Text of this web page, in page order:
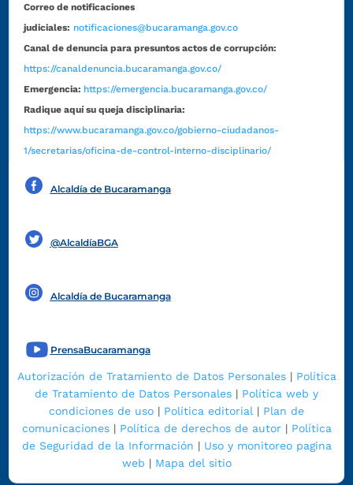
Correo de notificaciones
judiciales: notificaciones@bucaramanga.gov.co
Canal de denuncia para presuntos actos de corrupción:
https://canaldenuncia.bucaramanga.gov.co/
Emergencia: https://emergencia.bucaramanga.gov.co/
Radique aquí su queja disciplinaria:
https://www.bucaramanga.gov.co/gobierno-ciudadanos-
1/secretarias/oficina-de-control-interno-disciplinario/
Alcaldía de Bucaramanga
@AlcaldíaBGA
Alcaldía de Bucaramanga
PrensaBucaramanga
Autorización de Tratamiento de Datos Personales| Política
de Tratamiento de Datos Personales | Política web y
condiciones de uso | Política editorial | Plan de
comunicaciones| Política de derechos de autor| Política
de Seguridad de la Información | Uso y monitoreo pagina
web | Mapa del sitio